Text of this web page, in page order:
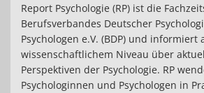
Report Psychologie (RP) ist die
Berufsverbandes Deutscher
Psychologen e.V. (BDP) und informiert
wissenschaftlichem Niveau über
Perspektiven der Psychologie. RP
Psychologinnen und Psychologen in